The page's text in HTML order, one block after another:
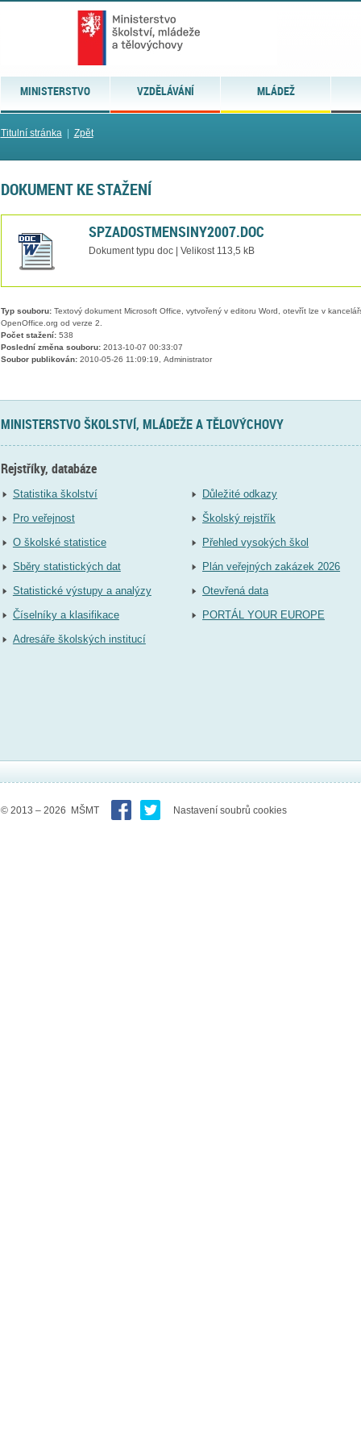
MINISTERSTVO VZDĚLÁVÁNÍ MLÁDEŽ
Titulní stránka| Zpět
DOKUMENT KE STAŽENÍ
SPZADOSTMENSINY2007.DOC
Dokument typu doc | Velikost 113,5 kB
Typ souboru:Textový dokument Microsoft Office, vytvořený v editoru Word, otevřít lze v
OpenOffice.org od verze 2.
Počet stažení:538
Poslední změna souboru:2013-10-07 00:33:07
Soubor publikován:2010-05-26 11:09:19, Administrator
MINISTERSTVO ŠKOLSTVÍ, MLÁDEŽE A TĚLOVÝCHOVY
Rejstříky, databáze
Statistika školství
Pro veřejnost
O školské statistice
Sběry statistických dat
Statistické výstupy a analýzy
Číselníky a klasifikace
Adresáře školských institucí
Důležité odkazy
Školský rejstřík
Přehled vysokých škol
Plán veřejných zakázek 2026
Otevřená data
PORTÁL YOUR EUROPE
© 2013 – 2026 MŠMT Nastavení soubrů cookies